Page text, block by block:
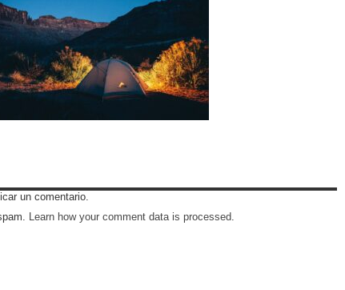
un comentario.
Learn how your comment data is processed.